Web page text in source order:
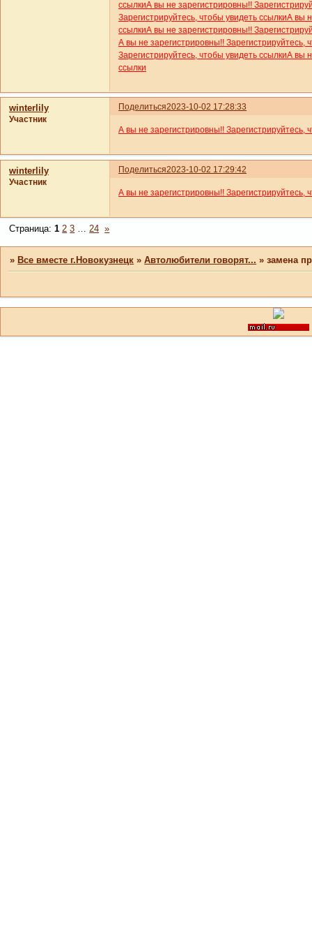
ссылкиА вы не зарегистрировны!!
Зарегистрируйтесь, чтобы увидеть ссылкиА вы
ссылкиА вы не зарегистрировны!!
А вы не зарегистрировны!! Зарегистрируйтесь,
Зарегистрируйтесь, чтобы увидеть ссылкиА вы
ссылки
Поделиться2023-10-02 17:28:33
winterlily
Участник
А вы не зарегистрировны!! Зарегистрируйтесь,
Поделиться2023-10-02 17:29:42
winterlily
Участник
А вы не зарегистрировны!! Зарегистрируйтесь,
Страница:1 2 3 24 »
»Все вместе г.Новокузнецк »Автолюбители говорят... »замена